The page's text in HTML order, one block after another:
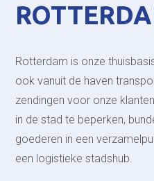
Rotterdam is onze
ook vanuit de haven
zendingen voor onze
in de stad te beperken,
goederen in een
een logistieke stadshub.